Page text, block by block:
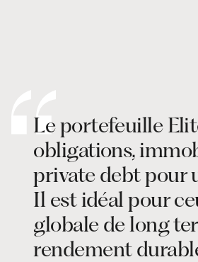
Le portefeuille
obligations,
private debt pour
Il est idéal pour
globale de long
rendement